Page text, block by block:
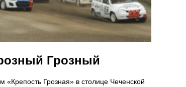
Грозный
«Крепость Грозная» в столице Чеченской